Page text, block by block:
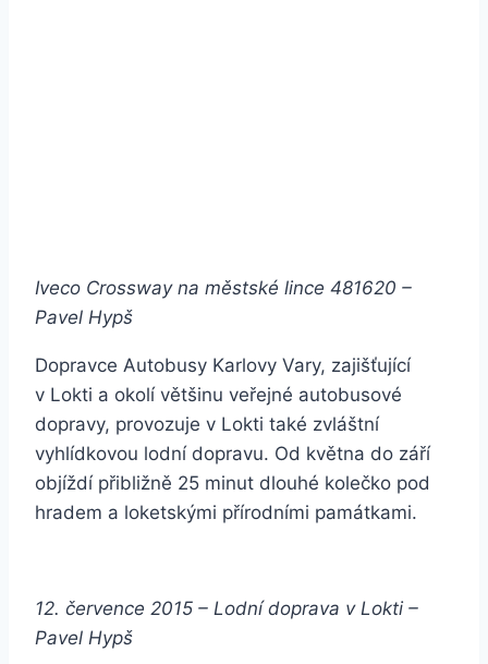
Iveco Crossway na městské lince 481620 –
Pavel Hypš
Dopravce Autobusy Karlovy Vary, zajišťující
v Lokti a okolí většinu veřejné autobusové
dopravy, provozuje v Lokti také zvláštní
vyhlídkovou lodní dopravu. Od května do září
objíždí přibližně 25 minut dlouhé kolečko pod
hradem a loketskými přírodními památkami.
12. července 2015 – Lodní doprava v Lokti –
Pavel Hypš